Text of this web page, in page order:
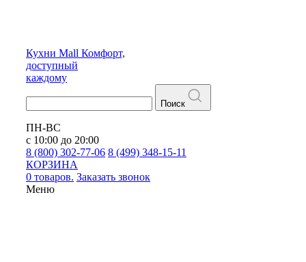
Кухни Mall Комфорт,
доступный
каждому
Поиск
ПН-ВС
с 10:00 до 20:00
8 (800) 302-77-06 8 (499) 348-15-11
КОРЗИНА
0 товаров. Заказать звонок
Меню